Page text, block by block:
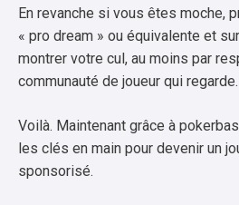
En revanche si vous êtes moche,
« pro dream » ou équivalente et
montrer votre cul, au moins par
communauté de joueur qui regarde.
Voilà. Maintenant grâce à
les clés en main pour devenir un
sponsorisé.